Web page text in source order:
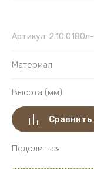
Артикул:
Материал
Высота (мм)
Сравнить
Поделиться